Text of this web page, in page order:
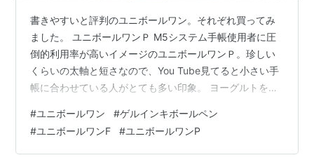
書きやすいと評判のユニボールワン。それぞれ買ってみ
ました。 ユニボールワンＰ M5システム手帳使用者に圧
倒的利用率が高いイメージのユニボールワンＰ。珍しい
くらいの太軸と短さなので、You Tube見てると小さい手
帳に合わせている人がとても多い印象。 ヨーグルトを買
軸などは無かった。一番無難なヨーグルト。名称は他に
もコーヒーやみかん、ソーダなど可愛らしい感じ。 ロー
ズゴールドVer.のヨーグルトも良いかなと思ったんだけ
#ユニボールワン #ゲルインキボールペン
#ユニボールワンF #ユニボールワンP